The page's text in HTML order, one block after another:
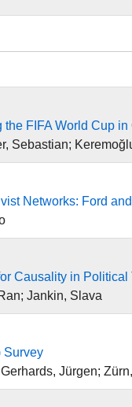
FIFA World Cup in
Sebastian;
Networks: Ford
Causality in Political
Jankin, Slava
Survey
Jürgen;